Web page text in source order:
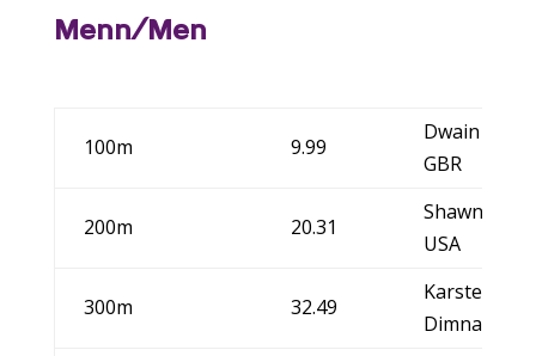
Menn/Men
100m 9.99
Dwain
GBR
200m 20.31
Shawn
USA
300m 32.49
Karsten
Dimna IL/